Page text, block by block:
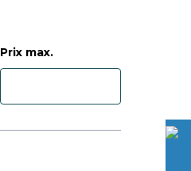
Prix max.